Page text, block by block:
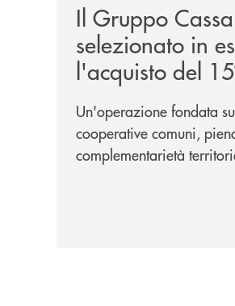
Il Gruppo
selezionato in
l'acquisto del
Cambiano 1884
Un'operazione fondata
cooperative comuni,
complementarietà